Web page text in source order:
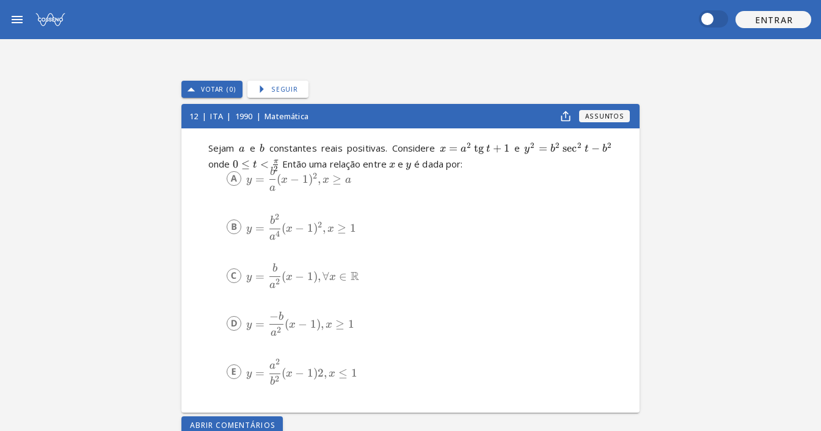
ENTRAR
VOTAR (0) SEGUIR
12 | ITA | 1990 | Matemática ASSUNTOS
Sejam a e b constantes reais positivas. Considere x = a2 tg t + 1 e y2 = b2 sec2 t − b2
onde 0 ≤ t < 2
π Então uma relação entre x e y é dada por:
y =
a
b
(x − 1)2, x ≥ a
y =
a4
b2
(x − 1)2, x ≥ 1
y =
a2
b
(x − 1),∀x ∈ R
y =
a2
−b
(x − 1), x ≥ 1
y =
b2
a2
(x − 1)2, x ≤ 1
ABRIR COMENTÁRIOS